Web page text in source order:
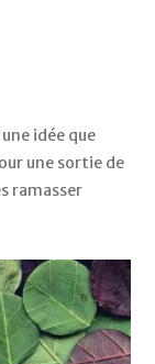
idée que
une sortie de
ramasser